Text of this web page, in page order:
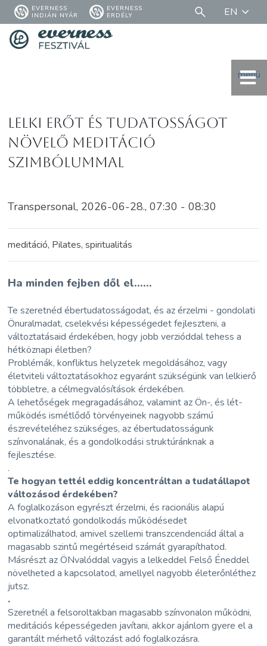
EVERNESS
INDIÁN NYÁR
EVERNESS
ERDÉLY
EN
menü
LELKI ERŐT ÉS TUDATOSSÁGOT
NÖVELŐ MEDITÁCIÓ
SZIMBÓLUMMAL
Transpersonal, 2026-06-28., 07:30 - 08:30
meditáció, Pilates, spiritualitás
Ha minden fejben dől el......
Te szeretnéd ébertudatosságodat, és az érzelmi - gondolati
Önuralmadat, cselekvési képességedet fejleszteni, a
változtatásaid érdekében, hogy jobb verzióddal tehess a
hétköznapi életben?
Problémák, konfliktus helyzetek megoldásához, vagy
életviteli változtatásokhoz egyaránt szükségünk van lelkierő
többletre, a célmegvalósítások érdekében.
A lehetőségek megragadásához, valamint az Ön-, és lét-
működés ismétlődő törvényeinek nagyobb számú
észrevételéhez szükséges, az ébertudatosságunk
színvonalának, és a gondolkodási struktúránknak a
fejlesztése.
.
Te hogyan tettél eddig koncentráltan a tudatállapot
változásod érdekében?
A foglalkozáson egyrészt érzelmi, és racionális alapú
elvonatkoztató gondolkodás működésedet
optimalizálhatod, amivel szellemi transzcendenciád által a
magasabb szintű megértéseid számát gyarapíthatod.
Másrészt az ÖNvalóddal vagyis a lelkeddel Felső Éneddel
növelheted a kapcsolatod, amellyel nagyobb életerőnléthez
jutsz.
.
Szeretnél a felsoroltakban magasabb színvonalon működni,
meditációs képességeden javítani, akkor ajánlom gyere el a
garantált mérhető változást adó foglalkozásra.